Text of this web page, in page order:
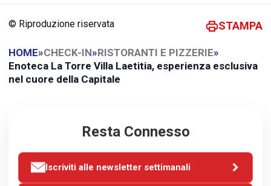
© Riproduzione riservata STAMPA
HOME»CHECK-IN»RISTORANTI E PIZZERIE»
Enoteca La Torre Villa Laetitia, esperienza esclusiva
nel cuore della Capitale
Resta Connesso
Iscriviti alle newsletter settimanali